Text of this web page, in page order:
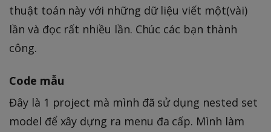
thuật toán này với những dữ liệu viết một(vài)
lần và đọc rất nhiều lần. Chúc các bạn thành
công.
Code mẫu
Đây là 1 project mà mình đã sử dụng nested set
model để xây dựng ra menu đa cấp. Mình làm